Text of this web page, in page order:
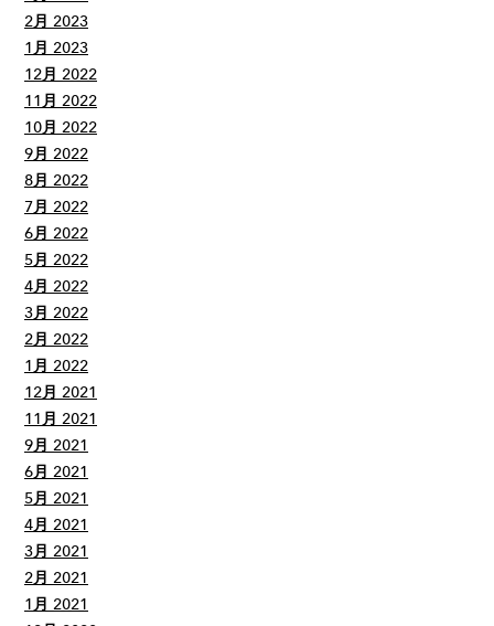
2月 2023
1月 2023
12月 2022
11月 2022
10月 2022
9月 2022
8月 2022
7月 2022
6月 2022
5月 2022
4月 2022
3月 2022
2月 2022
1月 2022
12月 2021
11月 2021
9月 2021
6月 2021
5月 2021
4月 2021
3月 2021
2月 2021
1月 2021